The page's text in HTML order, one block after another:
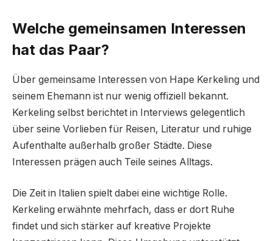
Welche gemeinsamen Interessen
hat das Paar?
Über gemeinsame Interessen von Hape Kerkeling und
seinem Ehemann ist nur wenig offiziell bekannt.
Kerkeling selbst berichtet in Interviews gelegentlich
über seine Vorlieben für Reisen, Literatur und ruhige
Aufenthalte außerhalb großer Städte. Diese
Interessen prägen auch Teile seines Alltags.
Die Zeit in Italien spielt dabei eine wichtige Rolle.
Kerkeling erwähnte mehrfach, dass er dort Ruhe
findet und sich stärker auf kreative Projekte